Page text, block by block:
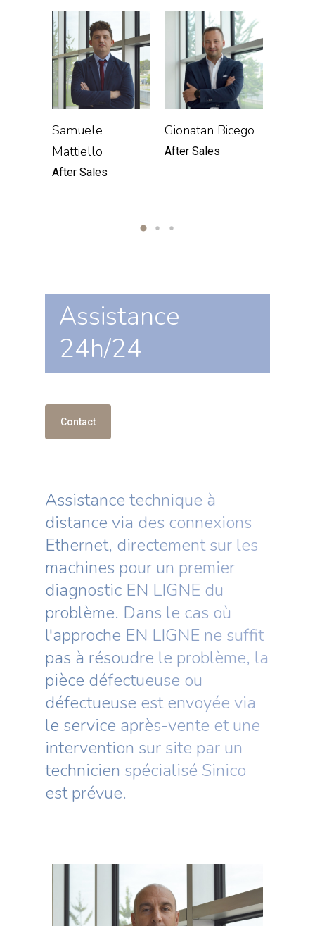
Samuele
Mattiello
After Sales
Gionatan Bicego
After Sales
Assistance
24h/24
Contact
Assistance technique à
distance via des connexions
Ethernet, directement sur les
machines pour un premier
diagnostic EN LIGNE du
problème. Dans le cas où
l'approche EN LIGNE ne suffit
pas à résoudre le problème, la
pièce défectueuse ou
défectueuse est envoyée via
le service après-vente et une
intervention sur site par un
technicien spécialisé Sinico
est prévue.